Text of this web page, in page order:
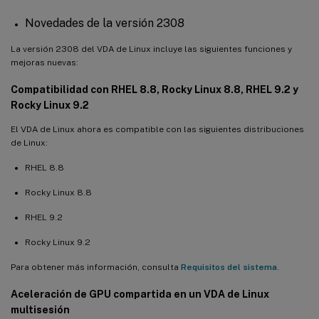
Novedades de la versión 2308
La versión 2308 del VDA de Linux incluye las siguientes funciones y
mejoras nuevas:
Compatibilidad con RHEL 8.8, Rocky Linux 8.8, RHEL 9.2 y
Rocky Linux 9.2
El VDA de Linux ahora es compatible con las siguientes distribuciones
de Linux:
RHEL 8.8
Rocky Linux 8.8
RHEL 9.2
Rocky Linux 9.2
Para obtener más información, consulta Requisitos del sistema
Aceleración de GPU compartida en un VDA de Linux
multisesión
Conexión Rendezvous a través de un proxy HTTP
Compatibilidad con audio adaptable
Compatibilidad con nuevos dispositivos de destino de streaming
de Linux
Mejora de la sincronización de la distribución del teclado
Mejora de la entrada del teclado
Novedades de 2110
Compatibilidad con SUSE 15.3 y SUSE 15.2
HDX para SUSE 15.3, SUSE 15.2 y SUSE 12.5
Compatibilidad con FAS para máquinas virtuales creadas con
MCS que usan PowerBroker Identity Services (PBIS)